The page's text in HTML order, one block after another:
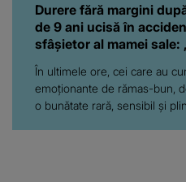
Durere fără margini
de 9 ani ucisă în
sfâșietor al mamei sale:
În ultimele ore, cei care au
emoționante de rămas-bun,
o bunătate rară, sensibil și